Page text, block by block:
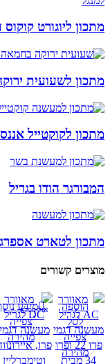
מתכון ליוגורט
מתכון לשעועית
מתכון לקוקטייל
המבורגר הודו בגריל
מתכון לטארט
מוצרים קשורים
הוספה
לסל
צפייה
מהירה
אזל המלא
י
מידע
צפייה
מהירה